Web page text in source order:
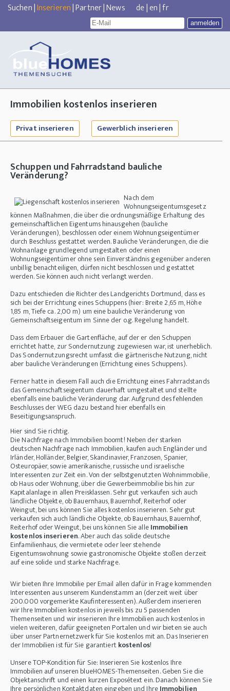
Suchen|Inserieren|Partner|News de|en|fr
Immobilien kostenlos inserieren
Privat inserieren Gewerblich inserieren
Schuppen und Fahrradstand bauliche
Veränderung?
Nach dem
Wohnungseigentumsgesetz
können Maßnahmen, die über die ordnungsmäßige Erhaltung des
gemeinschaftlichen Eigentums hinausgehen (bauliche
Veränderungen), beschlossen oder einem Wohnungseigentümer
durch Beschluss gestattet werden. Bauliche Veränderungen, die die
Wohnanlage grundlegend umgestalten oder einen
Wohnungseigentümer ohne sein Einverständnis gegenüber anderen
unbillig benachteiligen, dürfen nicht beschlossen und gestattet
werden. Sie können auch nicht verlangt werden.
Dazu entschieden die Richter des Landgerichts Dortmund, dass es
sich bei der Errichtung eines Schuppens (hier: Breite 2,65 m, Höhe
1,85 m, Tiefe ca. 2,00 m) um eine bauliche Veränderung von
Gemeinschaftseigentum im Sinne der o.g. Regelung handelt.
Dass dem Erbauer die Gartenfläche, auf der er den Schuppen
errichtet hatte, zur Sondernutzung zugewiesen war, ist unerheblich.
Das Sondernutzungsrecht umfasst die gärtnerische Nutzung, nicht
aber bauliche Veränderungen (Errichtung eines Schuppens).
Ferner hatte in diesem Fall auch die Errichtung eines Fahrradstands
das Gemeinschaftseigentum dauerhaft umgestaltet und stellte
ebenfalls eine bauliche Veränderung dar. Aufgrund des fehlenden
Beschlusses der WEG dazu bestand hier ebenfalls ein
Beseitigungsanspruch.
Hier sind Sie richtig.
Die Nachfrage nach Immobilien boomt! Neben der starken
deutschen Nachfrage nach Immobilien, kaufen auch Engländer und
Irländer, Holländer, Belgier, Skandinavier, Franzosen, Spanier,
Osteuropäer, sowie amerikanische, russische und israelische
Interessenten zur Zeit ein. Von der selbstgenutzten Wohnimmobilie,
ob Haus oder Wohnung, über die Gewerbeimmobilie bis hin zur
Kapitalanlage in allen Preisklassen. Sehr gut verkaufen sich auch
ländliche Objekte, ob Bauernhaus, Bauernhof, Reiterhof oder
Weingut, bei uns können Sie alles kostenlos inserieren. Sehr gut
verkaufen sich auch ländliche Objekte, ob Bauernhaus, Bauernhof,
Reiterhof oder Weingut, bei uns können Sie alleImmobilien
kostenlos inserieren. Aber auch das solide deutsche
Einfamilienhaus, die vermietete oder leer stehende
Eigentumswohnung sowie gastronomische Objekte stoßen derzeit
auf eine solide und starke Nachfrage.
Wir bieten Ihre Immobilie per Email allen dafür in Frage kommenden
Interessenten aus unserem Kundenstamm an (derzeit weit über
200.000 vorgemerkte Kaufinteressenten). Außerdem inserieren
wir Ihre Immobilien kostenlos in jeweils bis zu 5 passenden
Themenseiten und wir inserieren Ihre Immobilien auch kostenlos in
vielen weiteren, dafür geeigneten Portalen und wir bieten sie auch
über unser Partnernetzwerk für Sie kostenlos mit an. Das Inserieren
der Immobilien ist für Sie garantiertkostenlos!
Unsere TOP-Kondition für Sie: Inserieren Sie kostenlos Ihre
Immobilien auf unseren blueHOMES-Themenseiten. Geben Sie die
Objektanschrift und einen kurzen Exposétext ein. Danach können Sie